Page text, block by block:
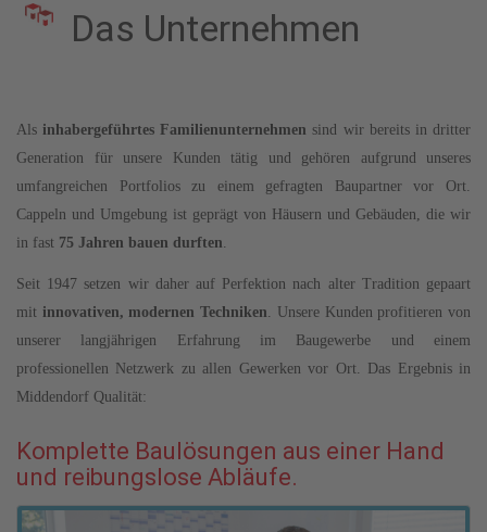
Das Unternehmen
Als inhabergeführtes Familienunternehmen sind wir bereits in dritter
Generation für unsere Kunden tätig und gehören aufgrund unseres
umfangreichen Portfolios zu einem gefragten Baupartner vor Ort.
Cappeln und Umgebung ist geprägt von Häusern und Gebäuden, die wir
in fast 75 Jahren bauen durften
Seit 1947 setzen wir daher auf Perfektion nach alter Tradition gepaart
mit innovativen, modernen Techniken. Unsere Kunden profitieren von
unserer langjährigen Erfahrung im Baugewerbe und einem
professionellen Netzwerk zu allen Gewerken vor Ort. Das Ergebnis in
Middendorf Qualität:
Komplette Baulösungen aus einer Hand
und reibungslose Abläufe.